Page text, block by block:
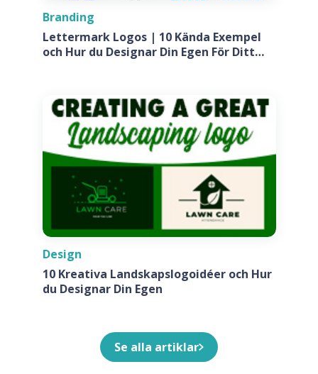
Branding
Lettermark Logos | 10 Kända Exempel
och Hur du Designar Din Egen För Ditt
Design
10 Kreativa Landskapslogoidéer och Hur
du Designar Din Egen
Se alla artiklar